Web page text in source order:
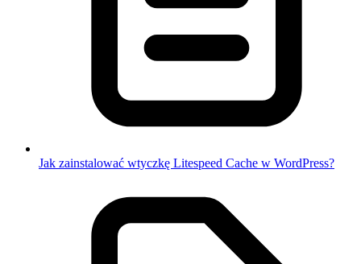
Jak zainstalować wtyczkę Litespeed Cache w WordPress?